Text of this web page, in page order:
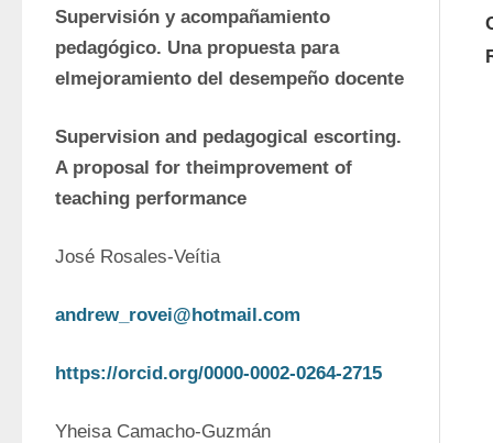
Supervisión y acompañamiento
pedagógico. Una propuesta para
elmejoramiento del desempeño docente
Supervision and pedagogical escorting.
A proposal for theimprovement of
teaching performance
José Rosales-Veítia
andrew_rovei@hotmail.com
https://orcid.org/0000-0002-0264-2715
Yheisa Camacho-Guzmán